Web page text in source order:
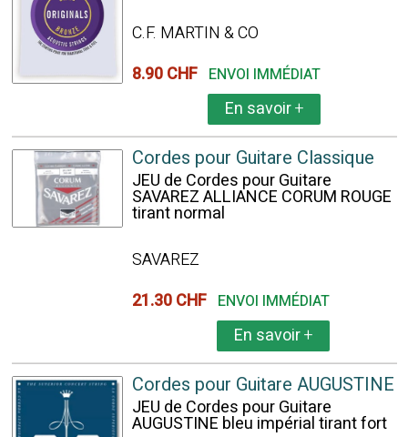
C.F. MARTIN & CO
8.90 CHF ENVOI IMMÉDIAT
En savoir+
Cordes pour Guitare Classique
JEU de Cordes pour Guitare
SAVAREZ ALLIANCE CORUM ROUGE
tirant normal
SAVAREZ
21.30 CHF ENVOI IMMÉDIAT
En savoir+
Cordes pour Guitare AUGUSTINE
JEU de Cordes pour Guitare
AUGUSTINE bleu impérial tirant fort